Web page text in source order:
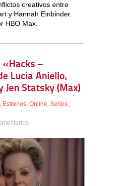
creativos entre
y Hannah Einbinder.
HBO Max.
«Hacks –
Lucia Aniello,
Jen Statsky (Max)
, Estrenos, Online, Series,